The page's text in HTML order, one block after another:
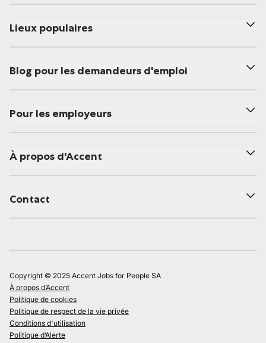
Lieux populaires
Blog pour les demandeurs d'emploi
Pour les employeurs
À propos d'Accent
Contact
Copyright © 2025 Accent Jobs for People SA
À propos d’Accent
Politique de cookies
Politique de respect de la vie privée
Conditions d'utilisation
Politique d’Alerte